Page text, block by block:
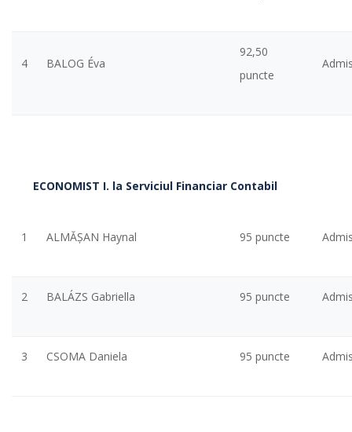
4 BALOG Éva
92,50
puncte
ECONOMIST I. la Serviciul Financiar Contabil
1 ALMĂŞAN Haynal 95 puncte
2 BALÁZS Gabriella 95 puncte
3 CSOMA Daniela 95 puncte